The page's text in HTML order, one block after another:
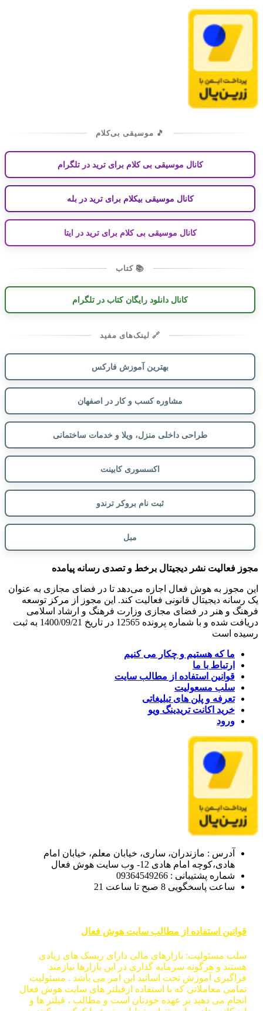
🎵 موسیقی بی‌کلام
کانال موسیقی بی کلام برای ترید در تلگرام
کانال موسیقی بیکلام برای ترید در بله
کانال موسیقی بی کلام برای ترید در ایتا
📚 کتاب
کانال دانلود رایگان کتاب در تلگرام
🔗 لینک‌های مفید
بهترین آموزش فارکس
مشاوره کسب و کار در اصفهان
طراحی داخلی منزل، ویلا و خدمات ساختمانی
اکسسوری کابینت
ثبت نام بروکر ترندو
مبل
مجوز فعالیت نشر دیجیتال برخط و تصدی رسانه پیامده
این مجوز به هوش فعال اجازه می‌دهد تا در فضای مجازی به عنوان
یک رسانه دیجیتال قانونی فعالیت کند. این مجوز از مرکز توسعه
فرهنگ و هنر در فضای مجازی وزارت فرهنگ و ارشاد اسلامی
دریافت شده و با شماره پرونده 12565 در تاریخ 1400/09/21 به ثبت
رسیده است
ما که هستیم و چکار می کنیم
ارتباط با ما
قوانین استفاده از مطالب سایت
سلب مسعولیت
تعرفه و پلن های تبلیغاتی
خرید اکانت تریدینگ ویو
ورود
آدرس : مازندران، ساری، خیابان معلم، خیابان امام
هادی،کوچه امام هادی 12- وب سایت هوش فعال
شماره پشتیبانی : 09364549266
ساعت پاسخگویی 8 صبح تا ساعت 21
قوانین استفاده از مطالب سایت هوش فعال
سلب مسئولیت: بازارهای مالی دارای ریسک های زیادی
هستند و هرگونه سرمایه گذاری در این بازارها نیازمند
فراگیری آموزش تحت اساتید این امر می باشد . مسئولیت
تمامی معاملاتی که با استفاده ازفیلتر های سایت هوش فعال
انجام می دهید بر عهده خودتان است و مطالب ، فیلتر ها و